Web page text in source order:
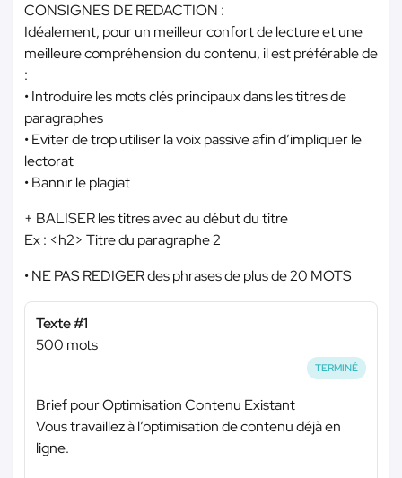
CONSIGNES DE REDACTION :
Idéalement, pour un meilleur confort de lecture et une
meilleure compréhension du contenu, il est préférable de
:
• Introduire les mots clés principaux dans les titres de
paragraphes
• Eviter de trop utiliser la voix passive afin d’impliquer le
lectorat
• Bannir le plagiat
+ BALISER les titres avec au début du titre
Ex : <h2> Titre du paragraphe 2
• NE PAS REDIGER des phrases de plus de 20 MOTS
Texte #1
500 mots
TERMINÉ
Brief pour Optimisation Contenu Existant
Vous travaillez à l’optimisation de contenu déjà en
ligne.